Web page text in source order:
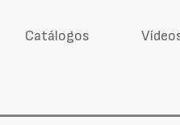
Catálogos